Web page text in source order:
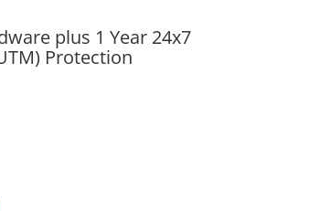
plus 1 Year 24x7
Protection